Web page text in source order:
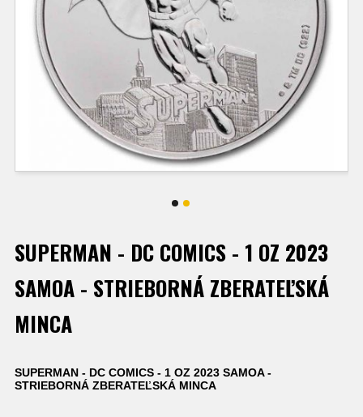
SUPERMAN - DC COMICS - 1 OZ 2023
SAMOA - STRIEBORNÁ ZBERATEĽSKÁ
MINCA
SUPERMAN - DC COMICS - 1 OZ 2023 SAMOA -
STRIEBORNÁ ZBERATEĽSKÁ MINCA